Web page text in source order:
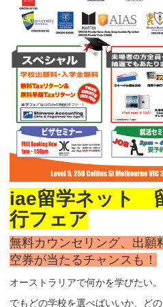
iae留学ネット
行フェア
無料カウンセリング、出願
空券が当たるチャンスも！
オーストラリアで何かを学びたい。
でもどの学校を選べばいいか、ど